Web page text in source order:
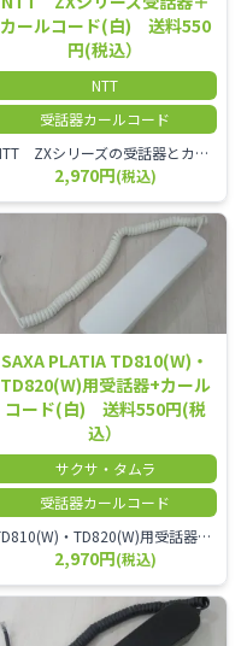
カールコード(白) 送料550
円(税込）
NTT
受話器カールコード
NTT ZXシリーズの受話器とカールコードセット／本商品は中古品となります。 写真では分かりにくいキズ・汚れなどの使用感があります。 経年変化で日焼けの色味が強くなる場合がございます。 予めご理解・ご了承頂きますようお願いいたします。
2,970円(税込)
SAXA PLATIA TD810(W)・
TD820(W)用受話器+カール
コード(白) 送料550円(税
込）
サクサ・タムラ
受話器カールコード
TD810(W)・TD820(W)用受話器＋カールコード セット／本商品は中古品となります。 写真では分かりにくいキズ・汚れなどの使用感があります。 予めご理解・ご了承頂きますようお願いいたします。
2,970円(税込)